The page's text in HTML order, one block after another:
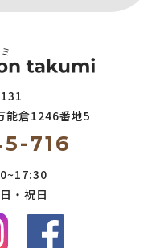
能倉1246番地5
716
・祝日